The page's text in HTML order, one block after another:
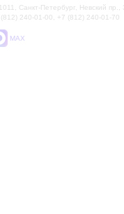
Санкт-Петербург, Невский пр.,
(812) 240-01-00, +7 (812) 240-01-70
MAX